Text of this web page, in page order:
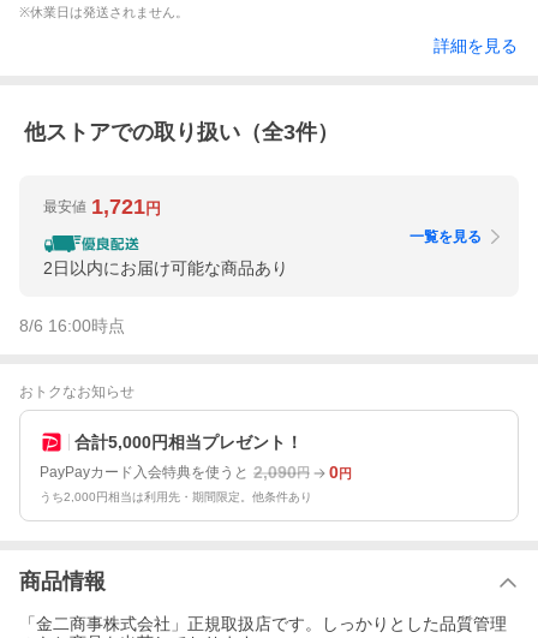
※休業日は発送されません。
詳細を見る
他ストアでの取り扱い（全3件）
最安値 1,721円
2日以内にお届け可能な商品あり
一覧を見る
8/6 16:00時点
おトクなお知らせ
合計5,000円相当プレゼント！
PayPayカード入会特典を使うと 2,090円 0円
うち2,000円相当は利用先・期間限定。他条件あり
商品情報
「金二商事株式会社」正規取扱店です。しっかりとした品質管理